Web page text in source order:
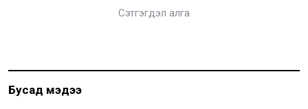
Сэтгэгдэл алга
Бусад мэдээ